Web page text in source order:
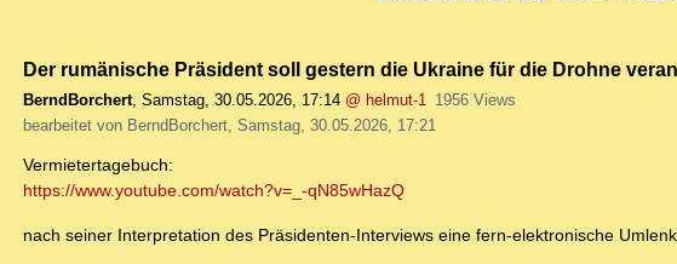
Der rumänische Präsident soll gestern die Ukraine für die Drohne
BerndBorchert, Samstag, 30.05.2026, 17:14 @ helmut-1 1956 Views
bearbeitet von BerndBorchert, Samstag, 30.05.2026, 17:21
Vermietertagebuch:
https://www.youtube.com/watch?v=_-qN85wHazQ
nach seiner Interpretation des Präsidenten-Interviews eine fern-elektronische